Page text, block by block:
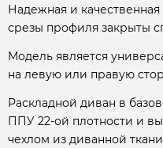
Надежная и
срезы профиля закрыты
Модель является
на левую или правую
Раскладной диван в
ППУ 22-ой плотности и
чехлом из диванной